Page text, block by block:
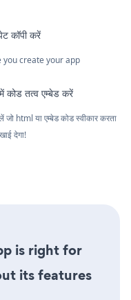
कॉपी करें
you create your app
तत्व एम्बेड करें
html या एम्बेड कोड स्वीकार करता
देगा!
is right for
its features